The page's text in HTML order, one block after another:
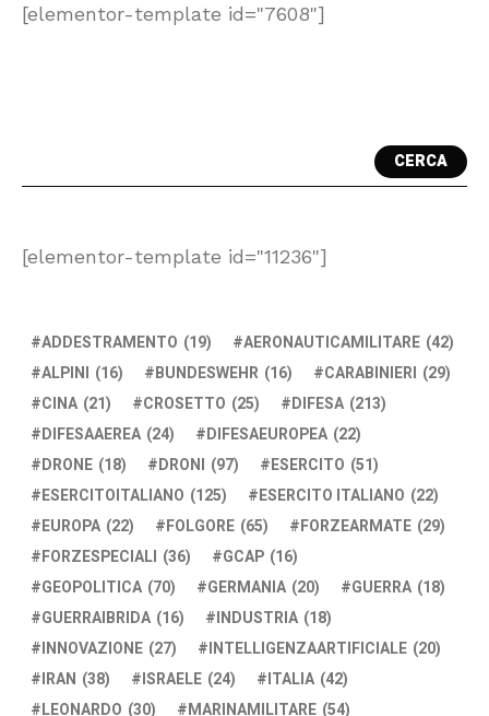
[elementor-template id="7608"]
CERCA
[elementor-template id="11236"]
ADDESTRAMENTO (19) AERONAUTICAMILITARE (42)
ALPINI (16) BUNDESWEHR (16) CARABINIERI (29)
CINA (21) CROSETTO (25) DIFESA (213)
DIFESAAEREA (24) DIFESAEUROPEA (22)
DRONE (18) DRONI (97) ESERCITO (51)
ESERCITOITALIANO (125) ESERCITO ITALIANO (22)
EUROPA (22) FOLGORE (65) FORZEARMATE (29)
FORZESPECIALI (36) GCAP (16)
GEOPOLITICA (70) GERMANIA (20) GUERRA (18)
GUERRAIBRIDA (16) INDUSTRIA (18)
INNOVAZIONE (27) INTELLIGENZAARTIFICIALE (20)
IRAN (38) ISRAELE (24) ITALIA (42)
LEONARDO (30) MARINAMILITARE (54)